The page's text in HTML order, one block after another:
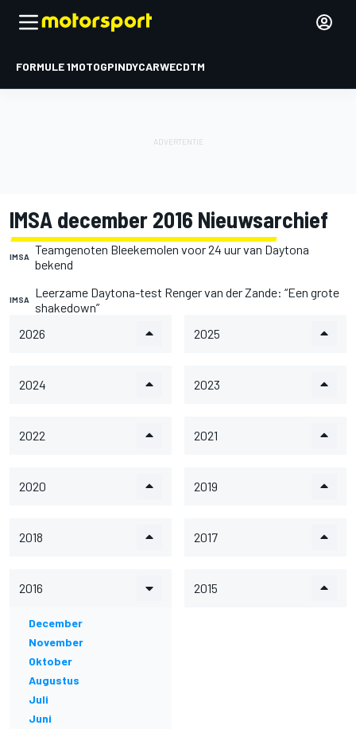
FORMULE 1MOTOGPINDYCARWECDTM
IMSA december 2016 Nieuwsarchief
IMSA
Teamgenoten Bleekemolen voor 24 uur van Daytona
bekend
IMSA
Leerzame Daytona-test Renger van der Zande: “Een grote
shakedown”
2026
2025
2024 2023
2022 2021
2020 2019
2018 2017
2016
December
November
Oktober
Augustus
Juli
Juni
2015